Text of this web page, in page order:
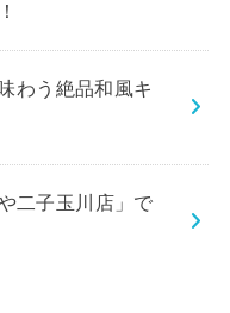
わう絶品和風キ
二子玉川店」で